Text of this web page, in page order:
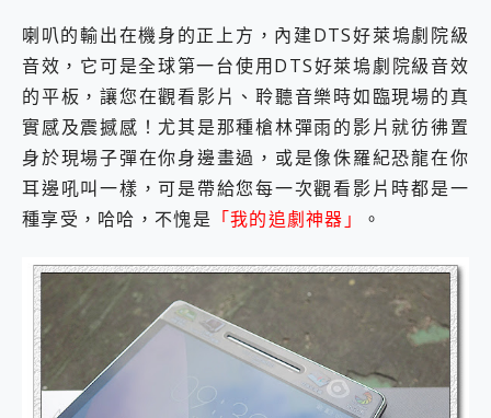
喇叭的輸出在機身的正上方，內建DTS好萊塢劇院級
音效，它可是全球第一台使用DTS好萊塢劇院級音效
的平板，讓您在觀看影片、聆聽音樂時如臨現場的真
實感及震撼感！尤其是那種槍林彈雨的影片就彷彿置
身於現場子彈在你身邊畫過，或是像侏羅紀恐龍在你
耳邊吼叫一樣，可是帶給您每一次觀看影片時都是一
種享受，哈哈，不愧是 「我的追劇神器」 。